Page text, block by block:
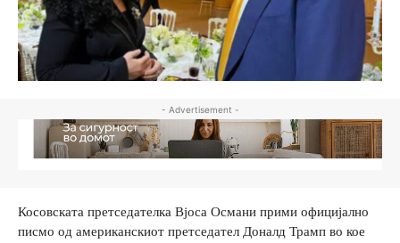
- Advertisement -
Косовската претседателка Вјоса Османи прими официјално
писмо од американскиот претседател Доналд Трамп во кое